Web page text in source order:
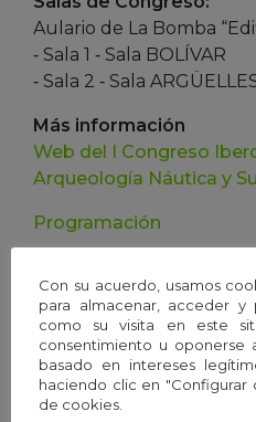
Aulario de La Bomba
‐ Sala 1 ‐ Sala BOLÍVAR
‐ Sala 2 ‐ Sala
Más información
Web del I Congreso
Arqueología Náutica y
Programación
Próximos eventos
Con su acuerdo, usamos
para almacenar, acceder y
como su visita en este
consentimiento u oponerse
basado en intereses
haciendo clic en "Configurar
de cookies.